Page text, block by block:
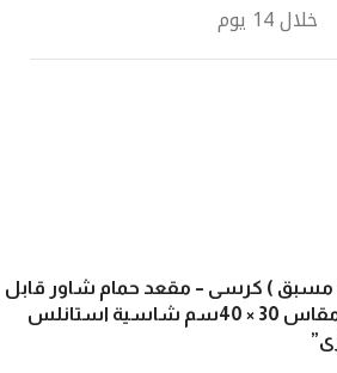
خلال 14 يوم
) كرسى – مقعد حمام شاور قابل
للطى بدون ظهر SS-02 مقاس 30 × 40سم شاسية استانلس